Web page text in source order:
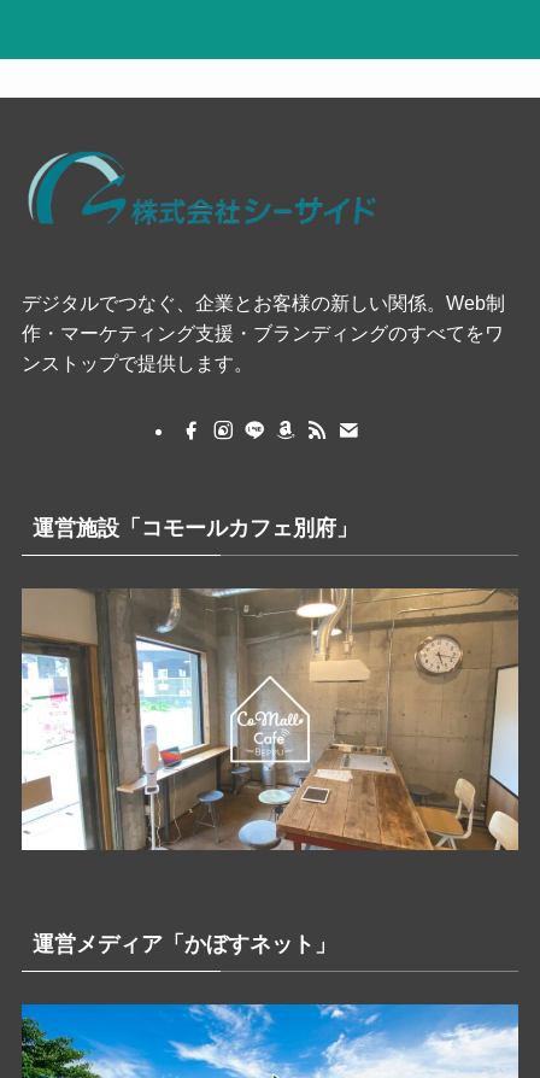
デジタルでつなぐ、企業とお客様の新しい関係。Web制
作・マーケティング支援・ブランディングのすべてをワ
ンストップで提供します。
運営施設「コモールカフェ別府」
運営メディア「かぼすネット」